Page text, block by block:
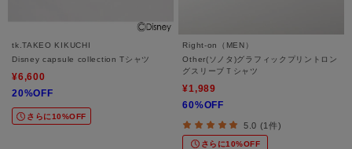
tk.TAKEO KIKUCHI
Disney capsule collection Tシャツ
¥6,600
20%OFF
さらに10%OFF
Right-on（MEN）
Other(ソノタ)グラフィックプリントロン
グスリーブＴシャツ
¥1,989
60%OFF
5.0 (1件)
さらに10%OFF